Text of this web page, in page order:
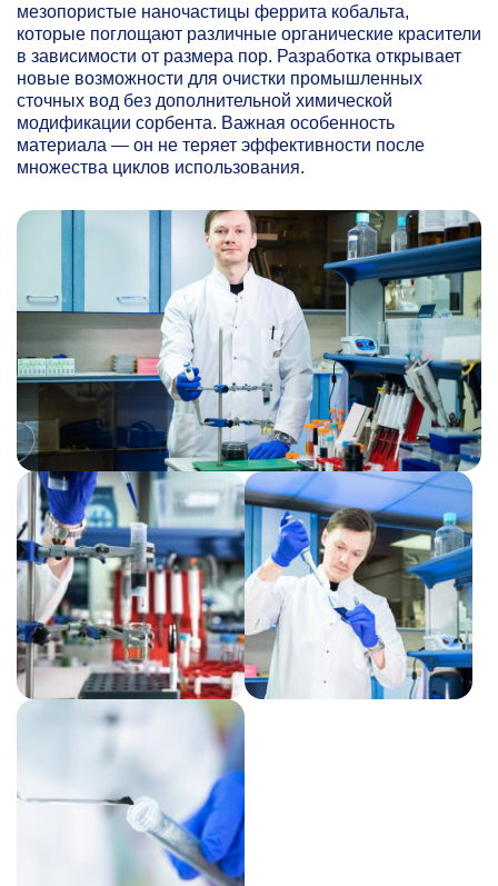
мезопористые наночастицы феррита кобальта,
которые поглощают различные органические красители
в зависимости от размера пор. Разработка открывает
новые возможности для очистки промышленных
сточных вод без дополнительной химической
модификации сорбента. Важная особенность
материала — он не теряет эффективности после
множества циклов использования.